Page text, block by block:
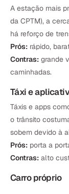
A estação mais
da CPTM), a
há reforço de
Prós: rápido,
Contras: grande
caminhadas.
Táxi e
Táxis e apps
o trânsito
sobem devido à
Prós: porta a
Contras: alto
Carro próprio